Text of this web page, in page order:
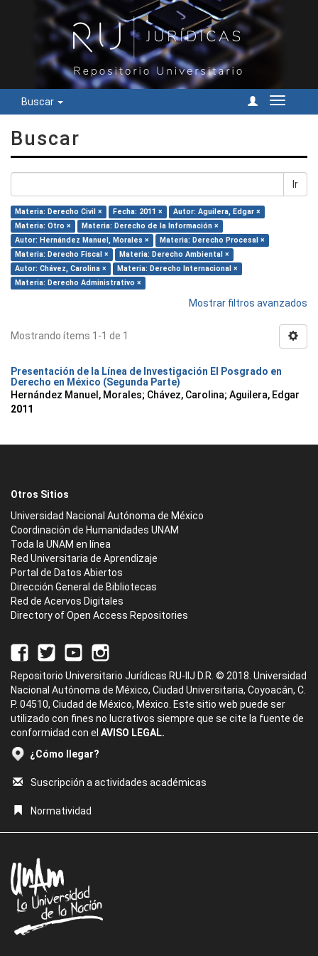
Buscar
Cambiar
Buscar
Ir
Materia: Derecho Civil × Fecha: 2011 ×
Autor: Aguilera, Edgar ×
Materia: Otro ×
Materia: Derecho de la Información ×
Autor: Hernández Manuel, Morales ×
Materia: Derecho Procesal ×
Materia: Derecho Fiscal ×
Materia: Derecho Ambiental ×
Autor: Chávez, Carolina ×
Materia: Derecho Internacional ×
Materia: Derecho Administrativo ×
Mostrar filtros avanzados
Mostrando ítems 1-1 de 1
Presentación de la Línea de Investigación El Posgrado en
Derecho en México (Segunda Parte)
Hernández Manuel, Morales; Chávez, Carolina; Aguilera, Edgar
2011
Otros Sitios
Universidad Nacional Autónoma de México
Coordinación de Humanidades UNAM
Toda la UNAM en línea
Red Universitaria de Aprendizaje
Portal de Datos Abiertos
Dirección General de Bibliotecas
Red de Acervos Digitales
Directory of Open Access Repositories
Repositorio Universitario Jurídicas RU-IIJ D.R. © 2018. Universidad
Nacional Autónoma de México, Ciudad Universitaria, Coyoacán, C.
P. 04510, Ciudad de México, México. Este sitio web puede ser
utilizado con fines no lucrativos siempre que se cite la fuente de
conformidad con el AVISO LEGAL.
¿Cómo llegar?
Suscripción a actividades académicas
Normatividad